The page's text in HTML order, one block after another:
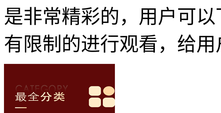
是非常精彩的，用户可
有限制的进行观看，给